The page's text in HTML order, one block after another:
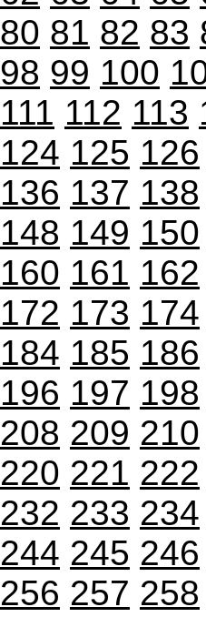
80 81 82 83
98 99 100
111 112 113
124 125 126
136 137 138
148 149 150
160 161 162
172 173 174
184 185 186
196 197 198
208 209 210
220 221 222
232 233 234
244 245 246
256 257 258